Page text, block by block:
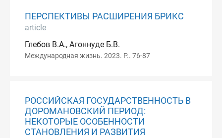
ПЕРСПЕКТИВЫ РАСШИРЕНИЯ БРИКС
article
Глебов В.А., Агоннуде Б.В.
Международная жизнь. 2023. P.. 76-87
РОССИЙСКАЯ ГОСУДАРСТВЕННОСТЬ В
ДОРОМАНОВСКИЙ ПЕРИОД:
НЕКОТОРЫЕ ОСОБЕННОСТИ
СТАНОВЛЕНИЯ И РАЗВИТИЯ